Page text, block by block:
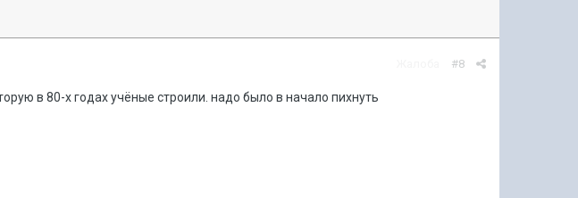
#8
в 80-х годах учёные строили. надо было в начало пихнуть